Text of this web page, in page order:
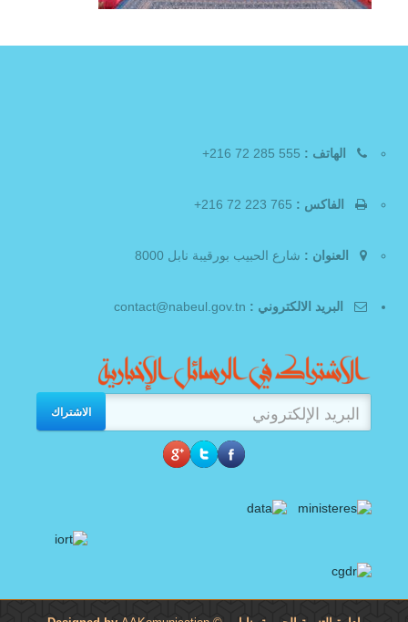
الهاتف :
الفاكس :
العنوان : شارع الحبيب بورقيبة نابل 8000
البريد الالكتروني :
الاشتراك